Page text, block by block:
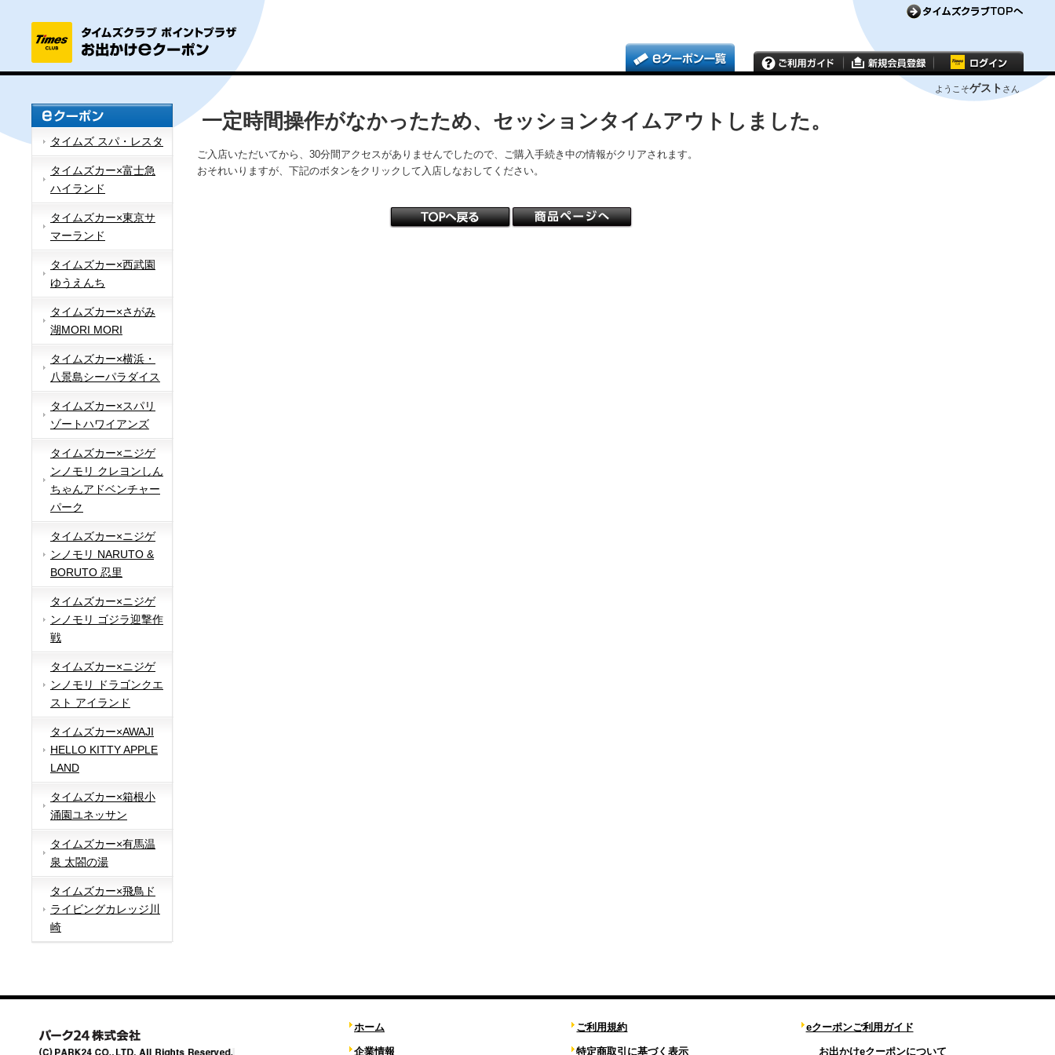
ようこそゲスト さん
タイムズ スパ・レスタ
タイムズカー×富士急
ハイランド
タイムズカー×東京サ
マーランド
タイムズカー×西武園
ゆうえんち
タイムズカー×さがみ
湖MORI MORI
タイムズカー×横浜・
八景島シーパラダイス
タイムズカー×スパリ
ゾートハワイアンズ
タイムズカー×ニジゲ
ンノモリ クレヨンしん
ちゃんアドベンチャー
パーク
タイムズカー×ニジゲ
ンノモリ NARUTO &
BORUTO 忍里
タイムズカー×ニジゲ
ンノモリ ゴジラ迎撃作
戦
タイムズカー×ニジゲ
ンノモリ ドラゴンクエ
スト アイランド
タイムズカー×AWAJI
HELLO KITTY APPLE
LAND
タイムズカー×箱根小
涌園ユネッサン
タイムズカー×有馬温
泉 太閤の湯
タイムズカー×飛鳥ド
ライビングカレッジ川
崎
一定時間操作がなかったため、セッションタイムアウトしました。
ご入店いただいてから、30分間アクセスがありませんでしたので、ご購入手続き中の情報がクリアされます。
おそれいりますが、下記のボタンをクリックして入店しなおしてください。
ホーム
企業情報
ご利用規約
特定商取引に基づく表示
eクーポンご利用ガイド
お出かけeクーポンについて